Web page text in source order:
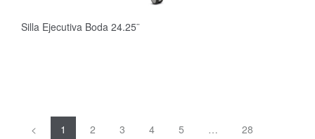
Silla Ejecutiva Boda 24.25¨
< 1 2 3 4 5 …
28